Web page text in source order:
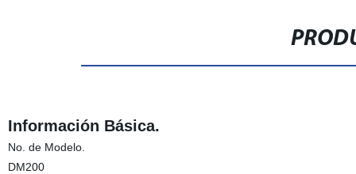
Información Básica.
No. de Modelo.
DM200